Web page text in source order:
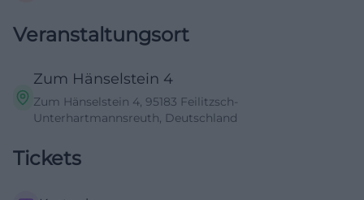
Veranstaltungsort
Zum Hänselstein 4
Zum Hänselstein 4, 95183 Feilitzsch-
Unterhartmannsreuth, Deutschland
Tickets